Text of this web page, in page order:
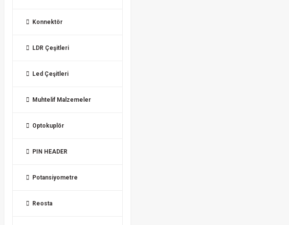
Konnektör
LDR Çeşitleri
Led Çeşitleri
Muhtelif Malzemeler
Optokuplör
PIN HEADER
Potansiyometre
Reosta